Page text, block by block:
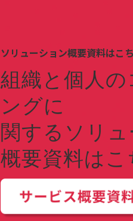
ソリューション概要資料はこ
組織と個人の
ングに
関するソリ
概要資料は